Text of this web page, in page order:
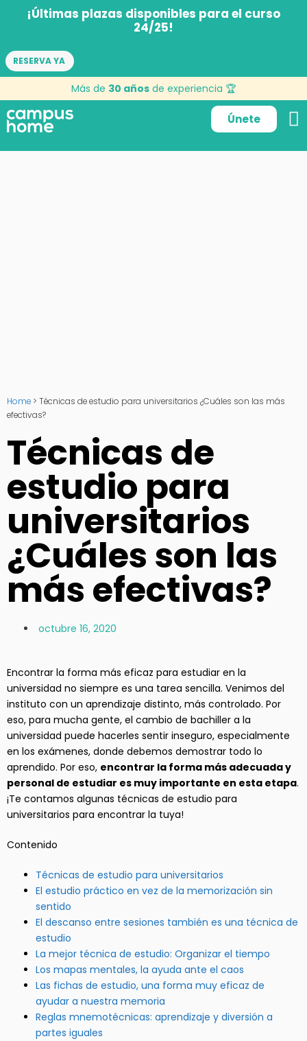
¡Últimas plazas disponibles para el curso
24/25!
RESERVA YA
Más de 30 años de experiencia 🏆
Únete
Home > Técnicas de estudio para universitarios ¿Cuáles son las más
efectivas?
Técnicas de
estudio para
universitarios
¿Cuáles son las
más efectivas?
octubre 16, 2020
Encontrar la forma más eficaz para estudiar en la
universidad no siempre es una tarea sencilla. Venimos del
instituto con un aprendizaje distinto, más controlado. Por
eso, para mucha gente, el cambio de bachiller a la
universidad puede hacerles sentir inseguro, especialmente
en los exámenes, donde debemos demostrar todo lo
aprendido. Por eso, encontrar la forma más adecuada y
personal de estudiar es muy importante en esta etapa.
¡Te contamos algunas técnicas de estudio para
universitarios para encontrar la tuya!
Contenido
Técnicas de estudio para universitarios
El estudio práctico en vez de la memorización sin
sentido
El descanso entre sesiones también es una técnica de
estudio
La mejor técnica de estudio: Organizar el tiempo
Los mapas mentales, la ayuda ante el caos
Las fichas de estudio, una forma muy eficaz de
ayudar a nuestra memoria
Reglas mnemotécnicas: aprendizaje y diversión a
partes iguales